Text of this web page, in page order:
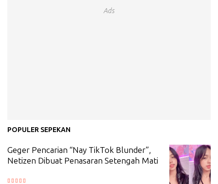
Ads
POPULER SEPEKAN
Geger Pencarian “Nay TikTok Blunder”,
Netizen Dibuat Penasaran Setengah Mati